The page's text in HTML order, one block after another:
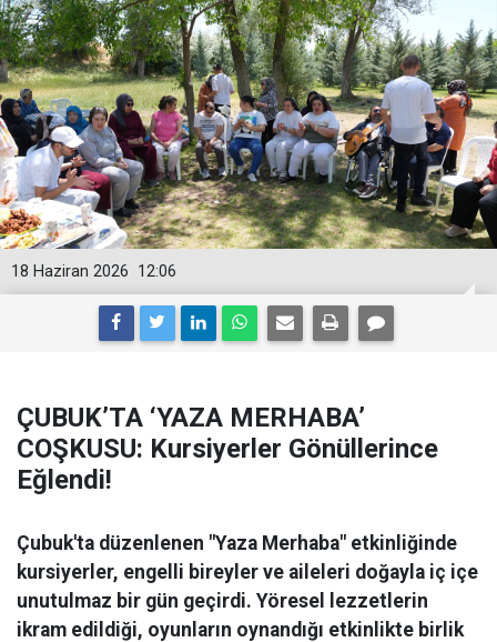
12:06
18 Haziran 2026
ÇUBUK’TA ‘YAZA MERHABA’
COŞKUSU: Kursiyerler Gönüllerince
Eğlendi!
Çubuk'ta düzenlenen "Yaza Merhaba" etkinliğinde
kursiyerler, engelli bireyler ve aileleri doğayla iç içe
unutulmaz bir gün geçirdi. Yöresel lezzetlerin
ikram edildiği, oyunların oynandığı etkinlikte birlik